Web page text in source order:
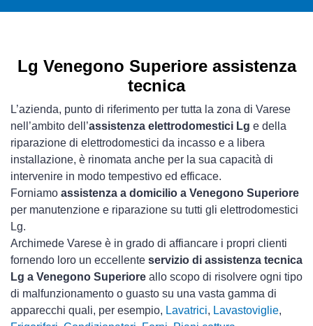
Lg Venegono Superiore assistenza
tecnica
L’azienda, punto di riferimento per tutta la zona di Varese
nell’ambito dell’assistenza elettrodomestici Lg e della
riparazione di elettrodomestici da incasso e a libera
installazione, è rinomata anche per la sua capacità di
intervenire in modo tempestivo ed efficace.
Forniamo assistenza a domicilio a Venegono Superiore
per manutenzione e riparazione su tutti gli elettrodomestici
Lg.
Archimede Varese è in grado di affiancare i propri clienti
fornendo loro un eccellente servizio di assistenza tecnica
Lg a Venegono Superiore allo scopo di risolvere ogni tipo
di malfunzionamento o guasto su una vasta gamma di
apparecchi quali, per esempio, Lavatrici, Lavastoviglie,